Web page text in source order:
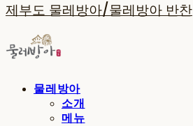
제부도 물레방아/물레방아 반찬
물레방아
소개
메뉴